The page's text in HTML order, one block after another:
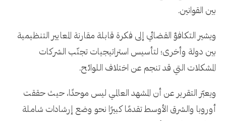
بين القوانين.
ويشير التكافؤ القضائي إلى فكرة قابلة مقارنة المعايير التنظيمية
بين دولة وأخرى؛ لتأسيس استراتيجيات تجنّب الشركات
المشكلات التي قد تنجم عن اختلاف اللوائح.
ويعبّر التقرير عن أن المشهد العالمي ليس موحدًا، حيث حققت
أوروبا والشرق الأوسط تقدمًا كبيرًا نحو وضع إرشادات شاملة